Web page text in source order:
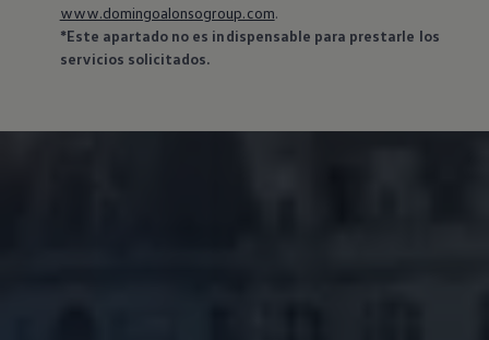
www.domingoalonsogroup.com.
*Este apartado no es indispensable para prestarle los
servicios solicitados.